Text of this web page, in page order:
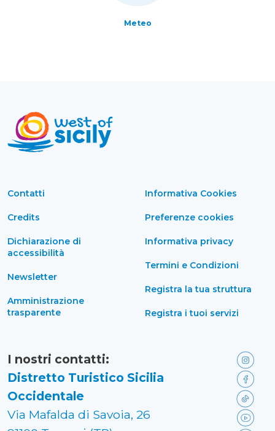
Meteo
Contatti
Credits
Dichiarazione di
accessibilità
Newsletter
Amministrazione
trasparente
Informativa Cookies
Preferenze cookies
Informativa privacy
Termini e Condizioni
Registra la tua struttura
Registra i tuoi servizi
I nostri contatti:
Distretto Turistico Sicilia
Occidentale
Via Mafalda di Savoia, 26